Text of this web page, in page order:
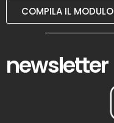
COMPILA IL MODULO
newsletter